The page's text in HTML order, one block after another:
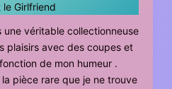
Girlfriend
une véritable collectionneuse
plaisirs avec des coupes et
de mon humeur .
la pièce rare que je ne trouve